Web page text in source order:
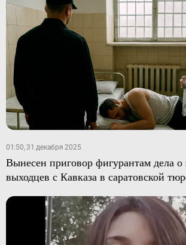
01:50, 31 декабря 2025
Вынесен приговор фигурантам дела
выходцев с Кавказа в саратовской